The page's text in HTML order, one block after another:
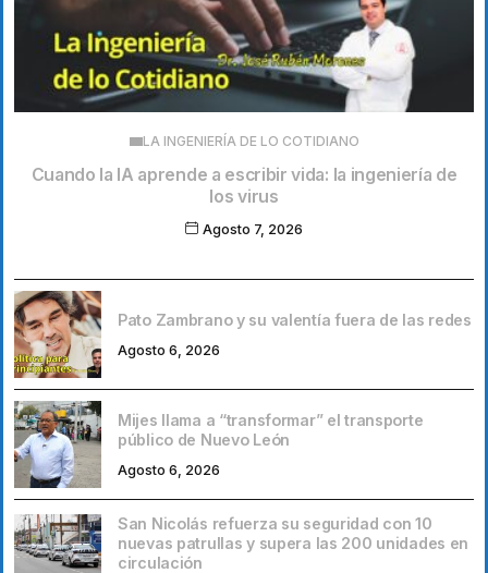
LA INGENIERÍA DE LO COTIDIANO
Cuando la IA aprende a escribir vida: la ingeniería de
los virus
Agosto 7, 2026
Pato Zambrano y su valentía fuera de las redes
Agosto 6, 2026
Mijes llama a “transformar” el transporte
público de Nuevo León
Agosto 6, 2026
San Nicolás refuerza su seguridad con 10
nuevas patrullas y supera las 200 unidades en
circulación